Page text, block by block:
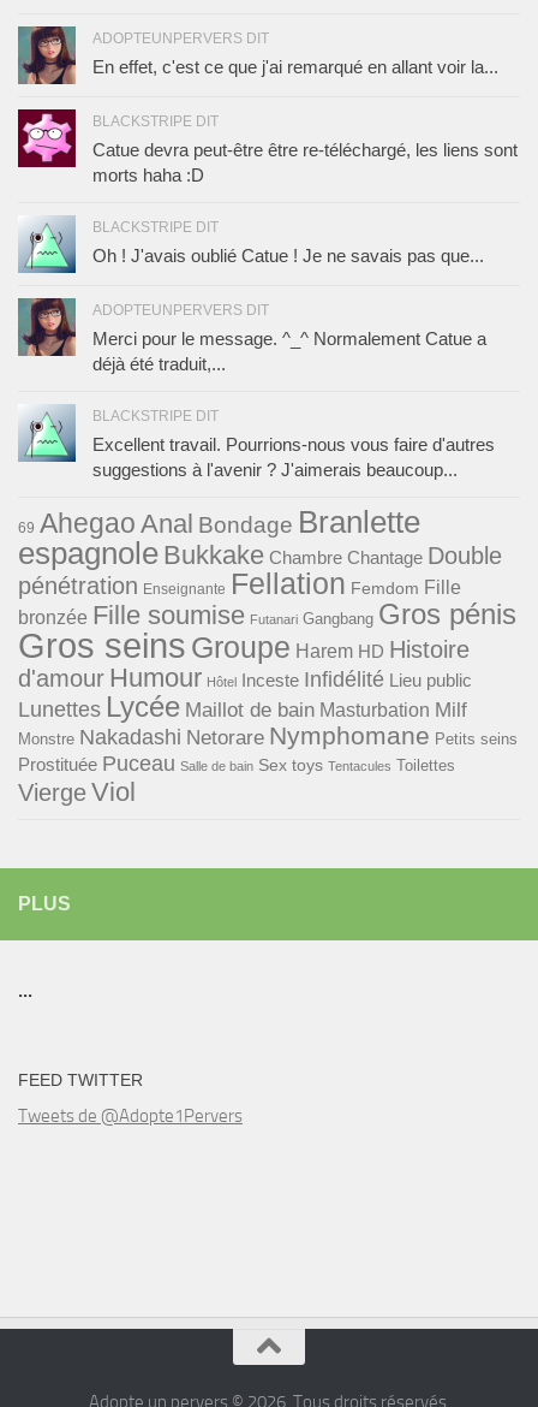
ADOPTEUNPERVERS DIT
En effet, c'est ce que j'ai remarqué en allant voir la...
BLACKSTRIPE DIT
Catue devra peut-être être re-téléchargé, les liens sont
morts haha :D
BLACKSTRIPE DIT
Oh ! J'avais oublié Catue ! Je ne savais pas que...
ADOPTEUNPERVERS DIT
Merci pour le message. ^_^ Normalement Catue a
déjà été traduit,...
BLACKSTRIPE DIT
Excellent travail. Pourrions-nous vous faire d'autres
suggestions à l'avenir ? J'aimerais beaucoup...
69 Ahegao Anal Bondage Branlette
espagnole Bukkake Chambre Chantage Double
pénétration Enseignante Fellation Femdom Fille
bronzée Fille soumise Futanari Gangbang Gros pénis
Gros seins Groupe Harem HD Histoire
d'amour Humour Hôtel Inceste Infidélité Lieu public
Lunettes Lycée Maillot de bain Masturbation Milf
Monstre Nakadashi Netorare Nymphomane Petits seins
Prostituée Puceau Salle de bain Sex toys Tentacules Toilettes
ViergeViol
PLUS
...
FEED TWITTER
Tweets de @Adopte1Pervers
Adopte un pervers © 2026. Tous droits réservés.